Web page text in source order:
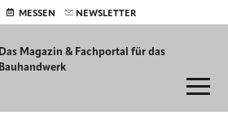
MESSEN NEWSLETTER
Das Magazin & Fachportal für das
Bauhandwerk